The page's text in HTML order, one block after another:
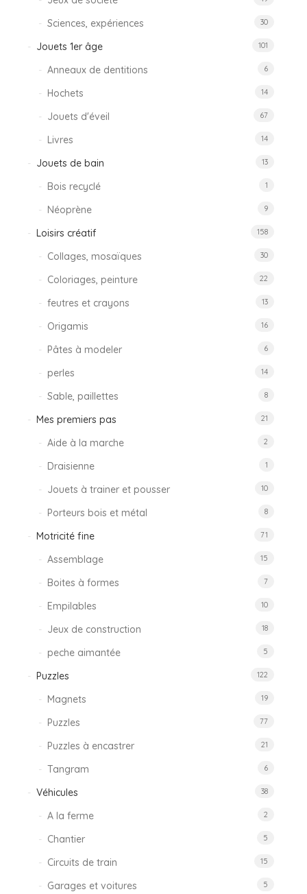
Sciences, expériences 30
Jouets 1er âge 101
Anneaux de dentitions 6
Hochets 14
Jouets d'éveil 67
Livres 14
Jouets de bain 13
Bois recyclé 1
Néoprène 9
Loisirs créatif 158
Collages, mosaïques 30
Coloriages, peinture 22
feutres et crayons 13
Origamis 16
Pâtes à modeler 6
perles 14
Sable, paillettes 8
Mes premiers pas 21
Aide à la marche 2
Draisienne 1
Jouets à trainer et pousser 10
Porteurs bois et métal 8
Motricité fine 71
Assemblage 15
Boites à formes 7
Empilables 10
Jeux de construction 18
peche aimantée 5
Puzzles 122
Magnets 19
Puzzles 77
Puzzles à encastrer 21
Tangram 6
Véhicules 38
A la ferme 2
Chantier 5
Circuits de train 15
Garages et voitures 5